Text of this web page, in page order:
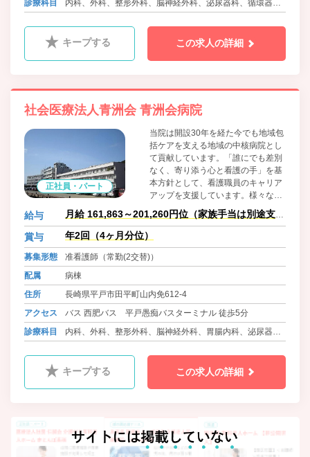
人との心のつながりを何より大切に
診療科目
内科、外科、整形外科、脳神経外科、泌尿器科、循環器内
放射線科
キープする この求人の詳細
社会医療法人青洲会 青洲会病院
正社員・パート
当院は開設30年を経た今でも地域包
括ケアを支える地域の中核病院とし
て貢献しています。「誰にでも差別
なく、寄り添う心と看護の手」を基
本方針として、看護職員のキャリア
アップを支援しています。様々なラ
イフステージにある看護職員が、そ
の時・その時期にその人らしさを生
給与
月給 161,863～201,260円位（家族手当は別途支
給）
賞与 年2回（4ヶ月分位）
募集形態
准看護師（常勤(2交替)）
配属
病棟
住所
長崎県平戸市田平町山内免612-4
アクセス
バス 西肥バス 平戸愚痴バスターミナル 徒歩5分
診療科目
内科、外科、整形外科、脳神経外科、胃腸内科、泌尿器
キープする この求人の詳細